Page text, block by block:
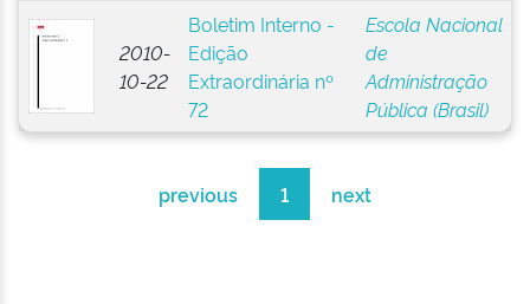
2010-
10-22
Boletim Interno -
Edição
Extraordinária nº
72
Escola Nacional
de
Administração
Pública (Brasil)
previous 1 next